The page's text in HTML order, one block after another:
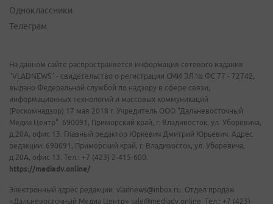
Одноклассники
Телеграм
На данном сайте распространяется информация сетевого издания
"VLADNEWS" - свидетельство о регистрации СМИ ЭЛ № ФС 77 - 72742,
выдано Федеральной службой по надзору в сфере связи,
информационных технологий и массовых коммуникаций
(Роскомнадзор) 17 мая 2018 г. Учредитель ООО "Дальневосточный
Медиа Центр". 690091, Приморский край, г. Владивосток, ул. Уборевича,
д.20А, офис 13. Главный редактор Юркевич Дмитрий Юрьевич. Адрес
редакции: 690091, Приморский край, г. Владивосток, ул. Уборевича,
д.20А, офис 13. Тел.: +7 (423) 2-415-600.
https://mediadv.online/
Электронный адрес редакции: vladnews@inbox.ru. Отдел продаж
«Дальневосточный Медиа Центр» sale@mediadv.online. Тел.: +7 (423)